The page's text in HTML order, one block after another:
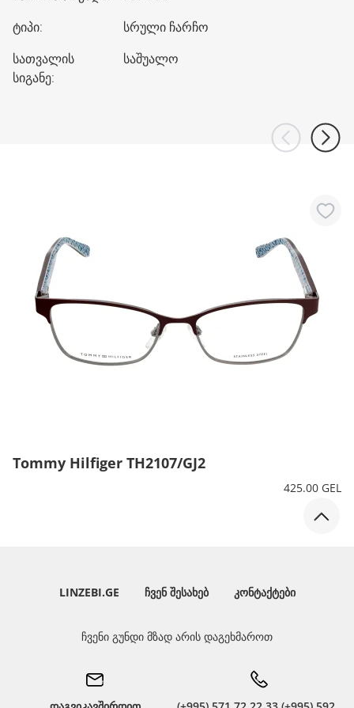
ტიპი:
სრული ჩარჩო
სათვალის
სიგანე:
საშუალო
Tommy Hilfiger TH2107/GJ2
425.00 GEL
LINZEBI.GE ᲩᲕᲔᲜ ᲨᲔᲡᲐᲮᲔᲑ ᲙᲝᲜᲢᲐᲥᲢᲔᲑᲘ
ჩვენი გუნდი მზად არის დაგეხმაროთ